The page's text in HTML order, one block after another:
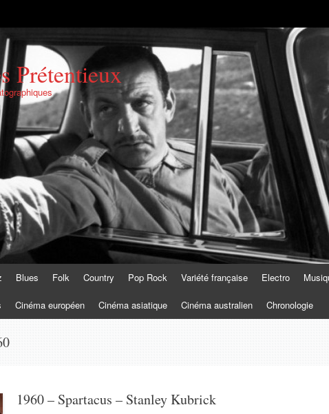
Prétentieux
Blues Folk Country Pop Rock Variété française Electro
Cinéma européen Cinéma asiatique Cinéma australien Chronologie
1960 – Spartacus – Stanley Kubrick